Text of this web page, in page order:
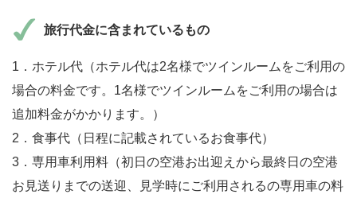
旅行代金に含まれているもの
1．ホテル代（ホテル代は2名様でツインルームをご利用の
場合の料金です。1名様でツインルームをご利用の場合は
追加料金がかかります。）
2．食事代（日程に記載されているお食事代）
3．専用車利用料（初日の空港お出迎えから最終日の空港
お見送りまでの送迎、見学時にご利用されるの専用車の料